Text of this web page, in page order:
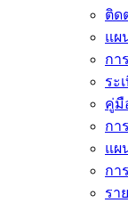
ติด
แผ
กา
ระ
คู่มื
กา
แผ
กา
รา